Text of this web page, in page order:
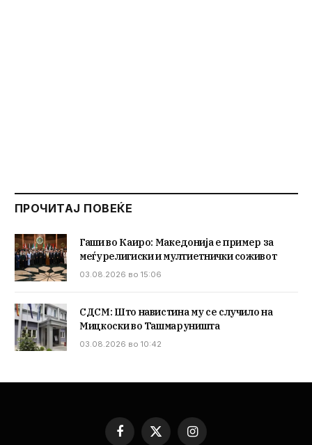
ПРОЧИТАЈ ПОВЕЌЕ
Гаши во Каиро: Македонија е пример за
меѓурелигиски и мултиетнички соживот
03.08.2026 во 15:06
СДСМ: Што навистина му се случило на
Мицкоски во Ташмаруништа
03.08.2026 во 10:42
Facebook
X
Instagram